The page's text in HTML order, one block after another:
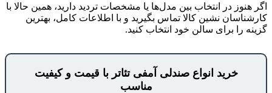
اگر هنوز در انتخاب بین مدل‌ها یا مشخصات تردید دارید، همین حالا با
کارشناسان نشین کالا تماس بگیرید و با اطلاعات کامل، بهترین
گزینه را برای سالن خود انتخاب کنید.
خرید انواع صندلی آمفی تئاتر با قیمت و کیفیت
مناسب